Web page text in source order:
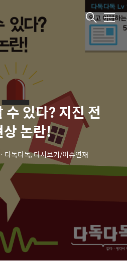
메
뉴
수 있다? 지진 전
논란!
다독다독, 다시보기/이슈연재